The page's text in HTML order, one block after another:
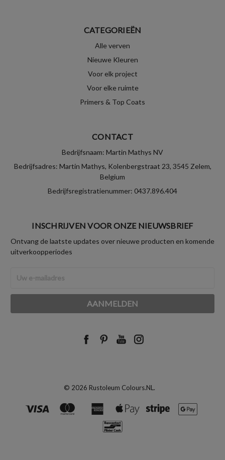
CATEGORIEËN
Alle verven
Nieuwe Kleuren
Voor elk project
Voor elke ruimte
Primers & Top Coats
CONTACT
Bedrijfsnaam: Martin Mathys NV
Bedrijfsadres: Martin Mathys, Kolenbergstraat 23, 3545 Zelem,
Belgium
Bedrijfsregistratienummer: 0437.896.404
INSCHRIJVEN VOOR ONZE NIEUWSBRIEF
Ontvang de laatste updates over nieuwe producten en komende
uitverkoopperiodes
mailadres
© 2026 Rustoleum Colours.NL.